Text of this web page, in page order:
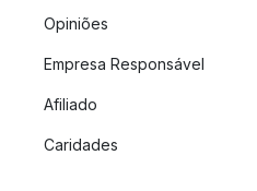
Opiniões
Empresa Responsável
Afiliado
Caridades